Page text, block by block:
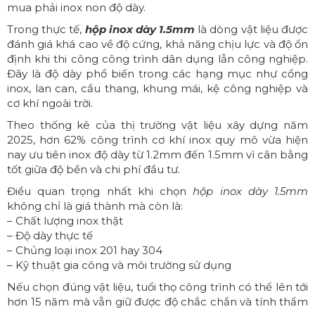
mua phải inox non độ dày.
Trong thực tế, hộp inox dày 1.5mm là dòng vật liệu được
đánh giá khá cao về độ cứng, khả năng chịu lực và độ ổn
định khi thi công công trình dân dụng lẫn công nghiệp.
Đây là độ dày phổ biến trong các hạng mục như cổng
inox, lan can, cầu thang, khung mái, kệ công nghiệp và
cơ khí ngoài trời.
Theo thống kê của thị trường vật liệu xây dựng năm
2025, hơn 62% công trình cơ khí inox quy mô vừa hiện
nay ưu tiên inox độ dày từ 1.2mm đến 1.5mm vì cân bằng
tốt giữa độ bền và chi phí đầu tư.
Điều quan trọng nhất khi chọnhộp inox dày 1.5mm
không chỉ là giá thành mà còn là:
– Chất lượng inox thật
– Độ dày thực tế
– Chủng loại inox 201 hay 304
– Kỹ thuật gia công và môi trường sử dụng
Nếu chọn đúng vật liệu, tuổi thọ công trình có thể lên tới
hơn 15 năm mà vẫn giữ được độ chắc chắn và tính thẩm